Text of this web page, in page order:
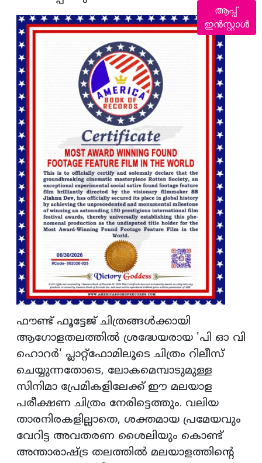
ഫൗണ്ട് ഫൂട്ടേജ് ചിത്രങ്ങള്‍ക്കായി
ആഗോളതലത്തില്‍ ശ്രദ്ധേയരായ 'പി ഓ വി
ഹൊറര്‍' പ്ലാറ്റ്ഫോമിലൂടെ ചിത്രം റിലീസ്
ചെയ്യുന്നതോടെ, ലോകമെമ്പാടുമുള്ള
സിനിമാ പ്രേമികളിലേക്ക് ഈ മലയാള
പരീക്ഷണ ചിത്രം നേരിട്ടെത്തും. വലിയ
താരനിരകളില്ലാതെ, ശക്തമായ പ്രമേയവും
വേറിട്ട അവതരണ ശൈലിയും കൊണ്ട്
അന്താരാഷ്ട്ര തലത്തില്‍ മലയാളത്തിന്റെ
ആപ്പ്
ഇൻസ്റ്റാൾ